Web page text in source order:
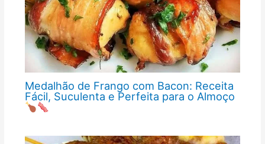
Medalhão de Frango com Bacon: Receita
Fácil, Suculenta e Perfeita para o Almoço